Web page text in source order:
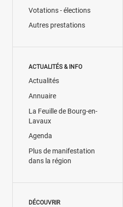
Votations - élections
Autres prestations
ACTUALITÉS & INFO
Actualités
Annuaire
La Feuille de Bourg-en-
Lavaux
Agenda
Plus de manifestation
dans la région
DÉCOUVRIR